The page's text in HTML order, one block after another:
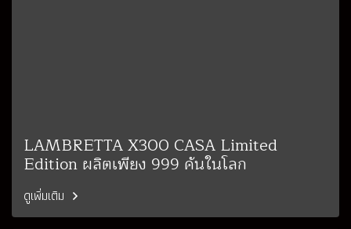
LAMBRETTA X300 CASA Limited
Edition ผลิตเพียง 999 คันในโลก
ดูเพิ่มเติม